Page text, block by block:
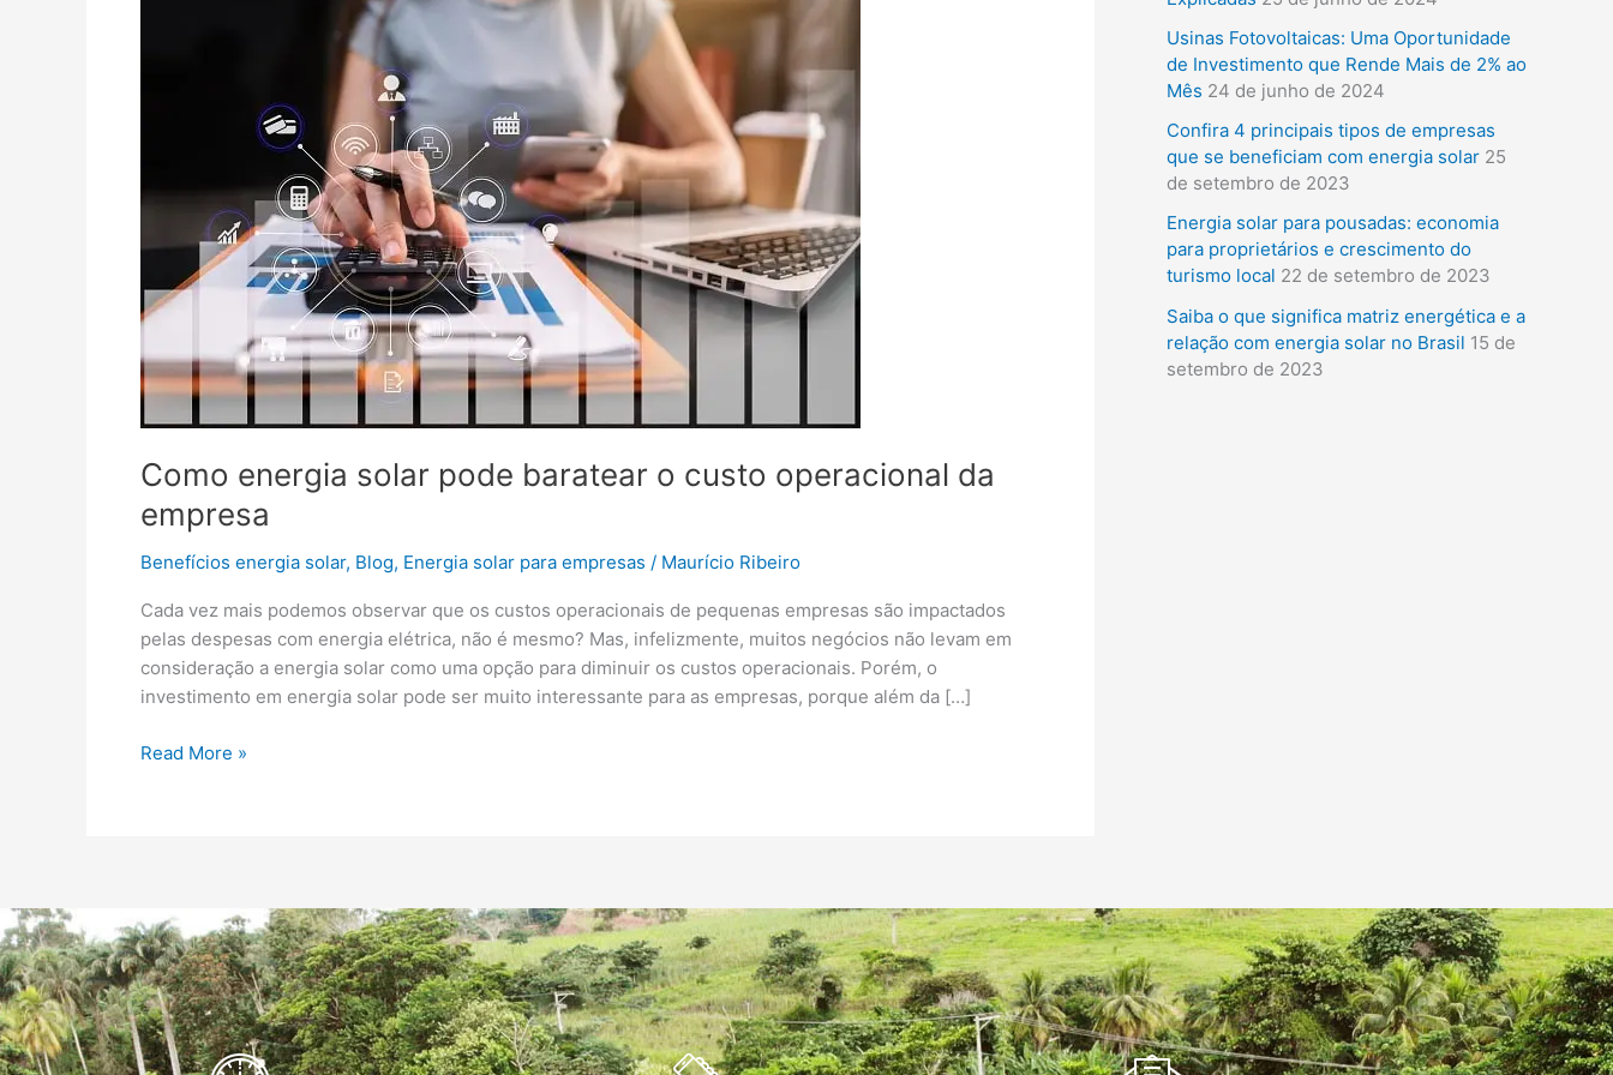
Como energia solar pode baratear o custo operacional da
empresa
Benefícios energia solar, Blog, Energia solar para empresas / Maurício Ribeiro
Cada vez mais podemos observar que os custos operacionais de pequenas empresas são impactados
pelas despesas com energia elétrica, não é mesmo? Mas, infelizmente, muitos negócios não levam em
consideração a energia solar como uma opção para diminuir os custos operacionais. Porém, o
investimento em energia solar pode ser muito interessante para as empresas, porque além da […]
da
empresa
Read More »
s
a
r
p
o
r
:
Usinas Fotovoltaicas: Uma Oportunidade
de Investimento que Rende Mais de 2% ao
Mês 24 de junho de 2024
Confira 4 principais tipos de empresas
que se beneficiam com energia solar 25
de setembro de 2023
Energia solar para pousadas: economia
para proprietários e crescimento do
turismo local 22 de setembro de 2023
Saiba o que significa matriz energética e a
relação com energia solar no Brasil 15 de
setembro de 2023